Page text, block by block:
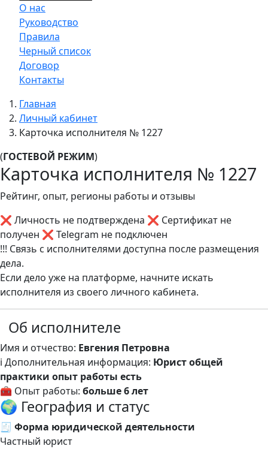
О нас
Руководство
Правила
Черный список
Договор
Контакты
Главная
Личный кабинет
Карточка исполнителя № 1227
(ГОСТЕВОЙ РЕЖИМ)
Карточка исполнителя № 1227
Рейтинг, опыт, регионы работы и отзывы
❌ Личность не подтверждена ❌ Сертификат не
получен ❌ Telegram не подключен
!!! Связь с исполнителями доступна после размещения
дела.
Если дело уже на платформе, начните искать
исполнителя из своего личного кабинета.
Об исполнителе
Имя и отчество: Евгения Петровна
ℹ️ Дополнительная информация: Юрист общей
практики опыт работы есть
🧰 Опыт работы: больше 6 лет
🌍 География и статус
🧾 Форма юридической деятельности
Частный юрист